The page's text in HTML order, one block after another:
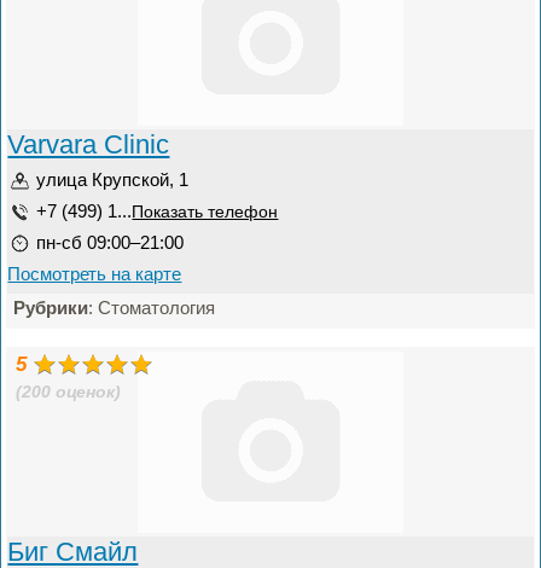
Varvara Clinic
улица Крупской, 1
+7 (499) 1... Показать телефон
пн-сб 09:00–21:00
Посмотреть на карте
Рубрики: Стоматология
5
(200 оценок)
Биг Смайл